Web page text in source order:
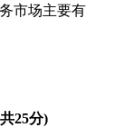
市场主要有
25分)